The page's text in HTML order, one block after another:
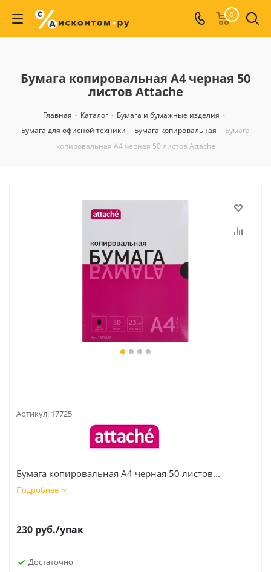
0
Бумага копировальная А4 черная 50
листов Attache
Главная - Каталог - Бумага и бумажные изделия -
Бумага для офисной техники - Бумага копировальная - Бумага
копировальная А4 черная 50 листов Attache
Артикул: 17725
Бумага копировальная А4 черная 50 листов...
Подробнее
230 руб./упак
Достаточно